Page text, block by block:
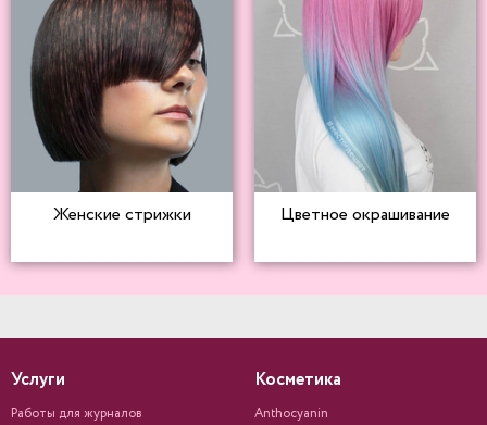
Женские стрижки Цветное окрашивание
Услуги
Работы для журналов
Косметика
Anthocyanin